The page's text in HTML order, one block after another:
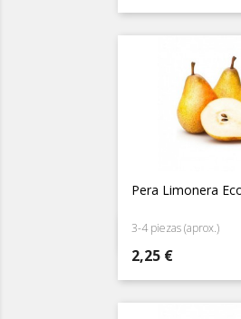
Pera Limonera
3-4 piezas (aprox.)
Precio
2,25 €
Vista